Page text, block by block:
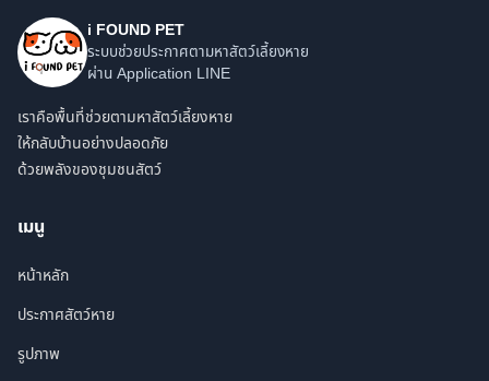
i FOUND PET
ระบบช่วยประกาศตามหาสัตว์เลี้ยงหาย
ผ่าน Application LINE
เราคือพื้นที่ช่วยตามหาสัตว์เลี้ยงหาย
ให้กลับบ้านอย่างปลอดภัย
ด้วยพลังของชุมชนสัตว์
เมนู
หน้าหลัก
ประกาศสัตว์หาย
รูปภาพ